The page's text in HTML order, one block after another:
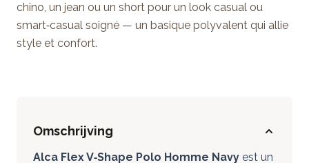
chino, un jean ou un short pour un look casual ou
smart‑casual soigné — un basique polyvalent qui allie
style et confort.
Omschrijving
Alca Flex V‑Shape Polo Homme Navy est un